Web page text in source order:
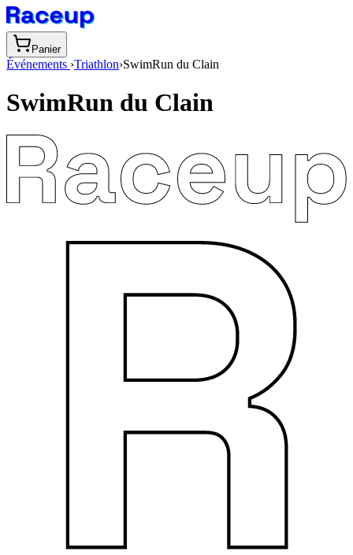
Panier
Événements ›Triathlon›SwimRun du Clain
SwimRun du Clain